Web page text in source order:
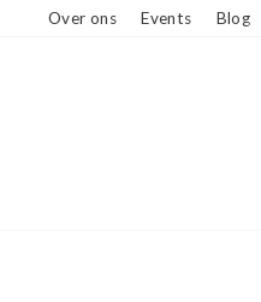
Over ons Events Blog